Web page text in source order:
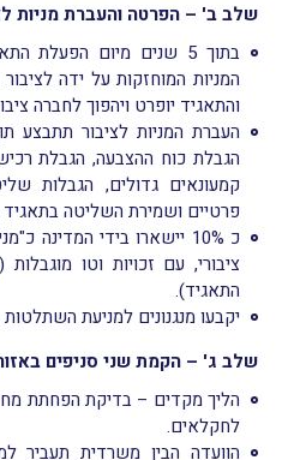
שלב ב' – הפרטה והעברת מניות
בתוך 5 שנים מיום
המניות המוחזקות על ידה
והתאגיד יופרט ויהפוך לחברה
העברת המניות לציבור תתבצע
הגבלת כוח ההצבעה, הגבלת
קמעונאים גדולים, הגבלות
פרטיים ושמירת השליטה בתאגיד
כ 10% יישארו בידי
ציבורי, עם זכויות וטו
התאגיד).
יקבעו מנגנונים למניעת השתלטות
שלב ג' – הקמת שני סניפים
הליך מקדים – בדיקת הפחתת
לחקלאים.
הוועדה הבין משרדית